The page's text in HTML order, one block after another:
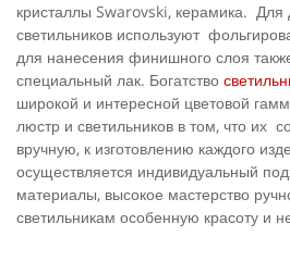
кристаллы Swarovski, керамика. Для
светильников используют
для нанесения финишного слоя
специальный лак. Богатство
широкой и интересной цветовой
люстр и светильников в том, что их
вручную, к изготовлению каждого
осуществляется индивидуальный
материалы, высокое мастерство
светильникам особенную красоту и